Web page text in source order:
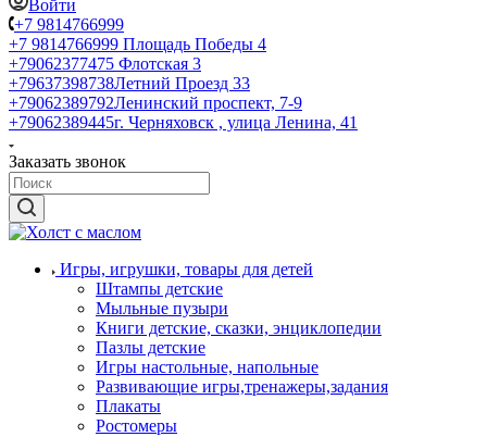
Войти
+7 9814766999
+7 9814766999 Площадь Победы 4
+79062377475 Флотская 3
+79637398738Летний Проезд 33
+79062389792Ленинский проспект, 7-9
+79062389445г. Черняховск , улица Ленина, 41
Заказать звонок
Игры, игрушки, товары для детей
Штампы детские
Мыльные пузыри
Книги детские, сказки, энциклопедии
Пазлы детские
Игры настольные, напольные
Развивающие игры,тренажеры,задания
Плакаты
Ростомеры